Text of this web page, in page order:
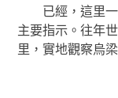
已經，這里
主要指示。往年
里，實地觀察烏